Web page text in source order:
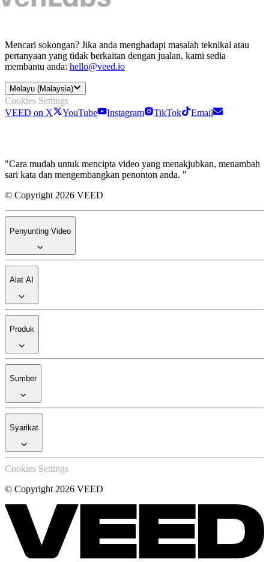
Mencari sokongan? Jika anda menghadapi masalah teknikal atau
pertanyaan yang tidak berkaitan dengan jualan, kami sedia
membantu anda: hello@veed.io
Melayu (Malaysia)
Cookies Settings
VEED on X
YouTube Instagram TikTok Email
"Cara mudah untuk mencipta video yang menakjubkan, menambah
sari kata dan mengembangkan penonton anda. "
© Copyright 2026 VEED
Penyunting Video
Alat AI
Produk
Sumber
Syarikat
Cookies Settings
© Copyright 2026 VEED